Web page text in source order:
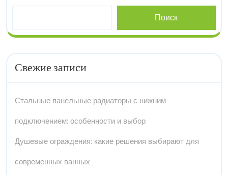
Поиск
Свежие записи
Стальные панельные радиаторы с нижним
подключением: особенности и выбор
Душевые ограждения: какие решения выбирают для
современных ванных